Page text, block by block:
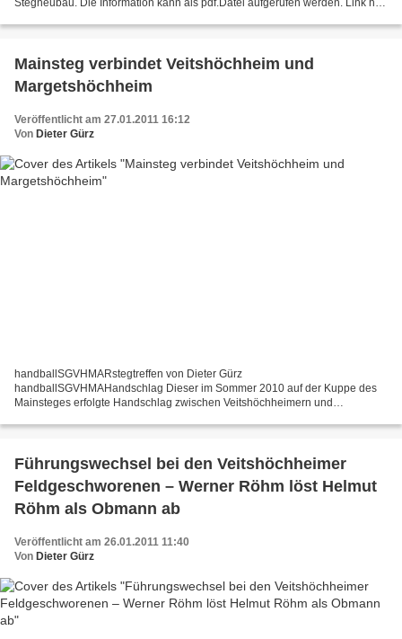
Mainsteg verbindet Veitshöchheim und
Margetshöchheim
Veröffentlicht am 27.01.2011 16:12
Von Dieter Gürz
handballSGVHMARstegtreffen von Dieter Gürz
handballSGVHMAHandschlag Dieser im Sommer 2010 auf der Kuppe des
Mainsteges erfolgte Handschlag zwischen Veitshöchheimern und
beiden gegenüberliegenden...
Führungswechsel bei den Veitshöchheimer
Feldgeschworenen – Werner Röhm löst Helmut
Röhm als Obmann ab
Veröffentlicht am 26.01.2011 11:40
Von Dieter Gürz